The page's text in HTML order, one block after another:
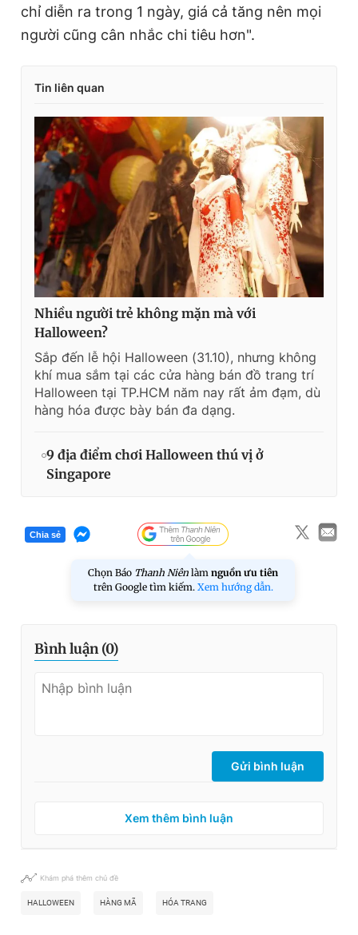
chỉ diễn ra trong 1 ngày, giá cả tăng nên mọi
người cũng cân nhắc chi tiêu hơn".
Tin liên quan
Nhiều người trẻ không mặn mà với
Halloween?
Sắp đến lễ hội Halloween (31.10), nhưng không
khí mua sắm tại các cửa hàng bán đồ trang trí
Halloween tại TP.HCM năm nay rất ảm đạm, dù
hàng hóa được bày bán đa dạng.
9 địa điểm chơi Halloween thú vị ở
Singapore
Chia sẻ
Chọn Báo Thanh Niên làm nguồn ưu tiên
trên Google tìm kiếm. Xem hướng dẫn.
Bình luận (0)
Gửi bình luận
Xem thêm bình luận
Khám phá thêm chủ đề
HALLOWEEN HÀNG MÃ HÓA TRANG